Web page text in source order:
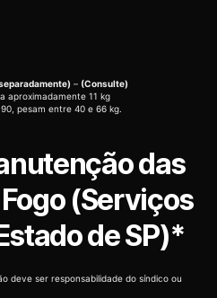
– (Consulte)
aproximadamente 11 kg
pesam entre 40 e 66 kg.
das
(Serviços
de SP)*
deve ser responsabilidade do síndico ou